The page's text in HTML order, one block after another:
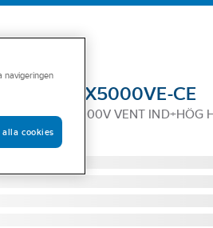
X5000VE-CE
X5000VE 1000V VENT IND+HÖG
navigeringen
alla cookies